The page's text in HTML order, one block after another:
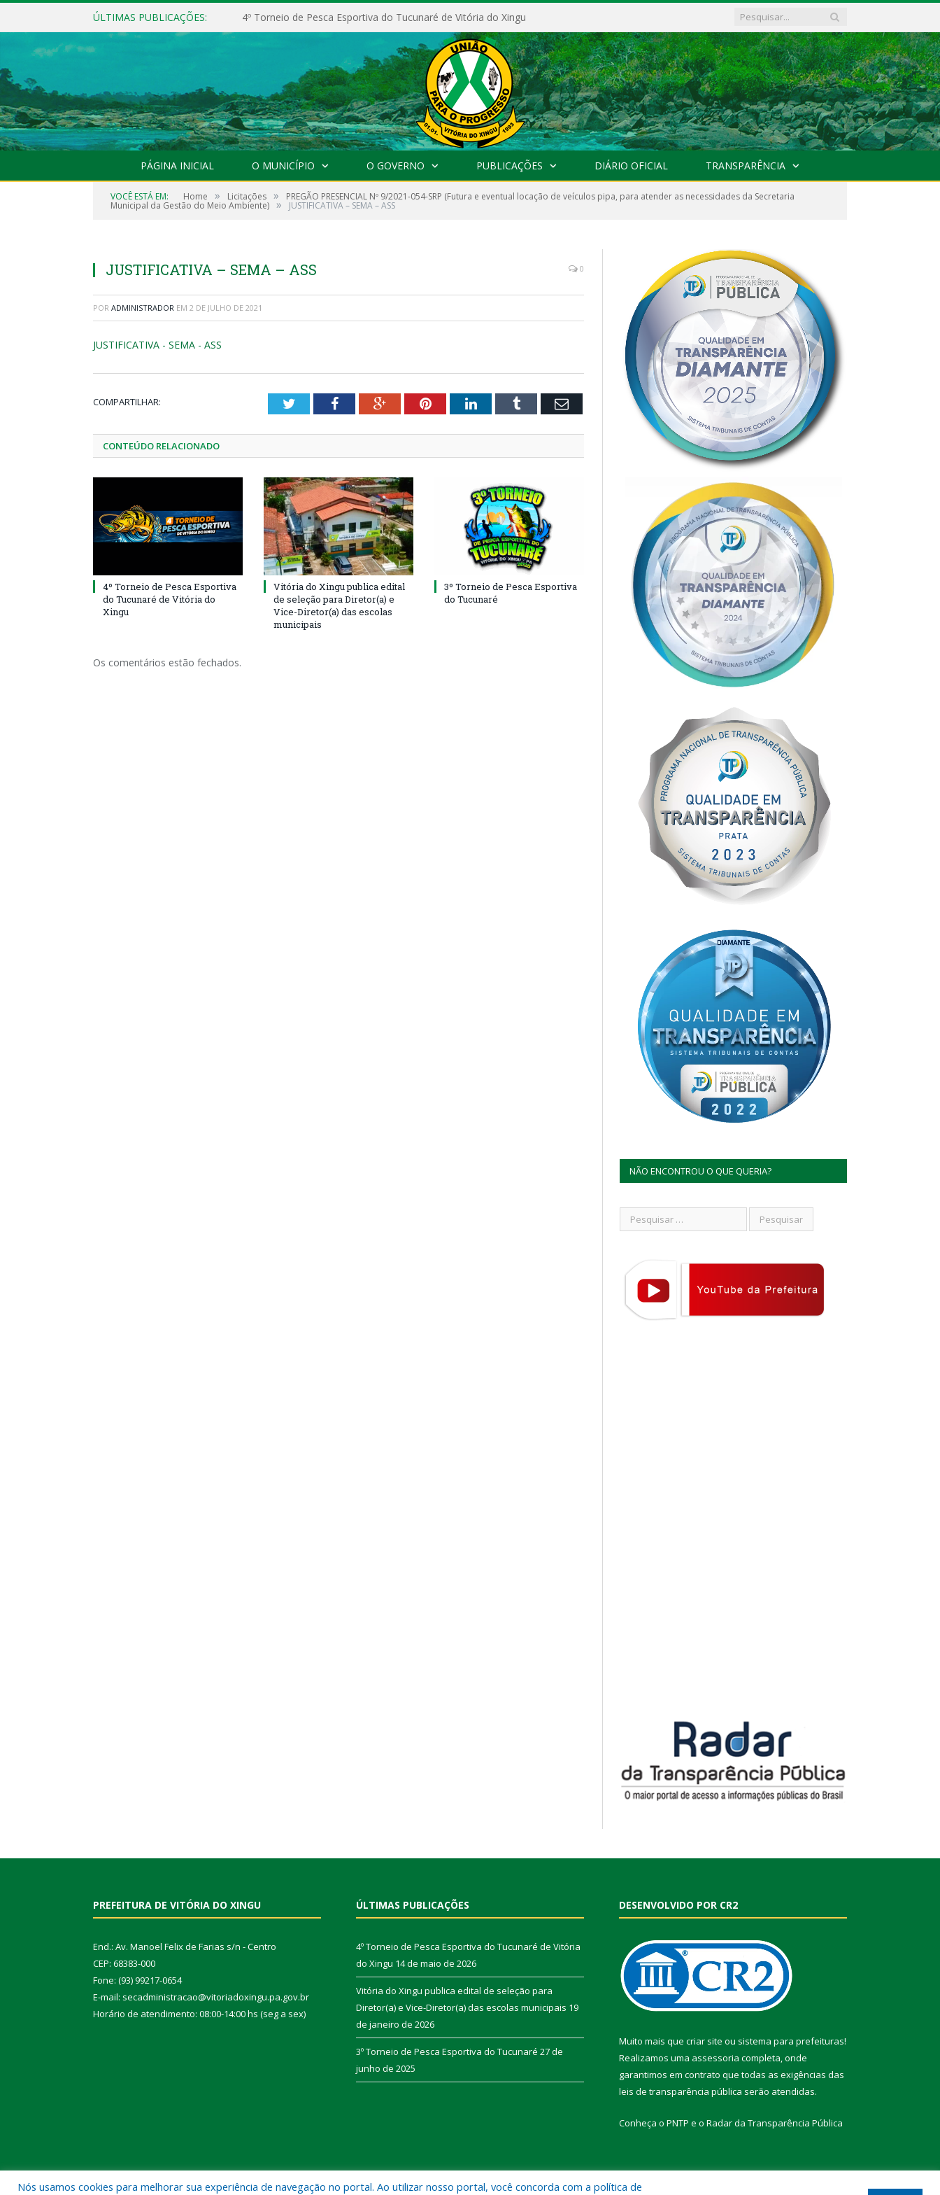
ÚLTIMAS PUBLICAÇÕES: 4º Torneio de Pesca Esportiva do Tucunaré de Vitória do Xingu
PÁGINA INICIAL O MUNICÍPIO O GOVERNO PUBLICAÇÕES DIÁRIO OFICIAL TRANSPARÊNCIA
VOCÊ ESTÁ EM: Home » Licitações » PREGÃO PRESENCIAL Nº 9/2021-054-SRP (Futura e eventual locação de veículos pipa, para atender as necessidades da Secretaria
Municipal da Gestão do Meio Ambiente) » JUSTIFICATIVA – SEMA – ASS
JUSTIFICATIVA – SEMA – ASS 0
POR ADMINISTRADOR EM 2 DE JULHO DE 2021
JUSTIFICATIVA - SEMA - ASS
COMPARTILHAR: TwitterFacebookGoogle+PinterestLinkedInTumblr Email
CONTEÚDO RELACIONADO
4º Torneio de Pesca Esportiva
do Tucunaré de Vitória do
Xingu
Vitória do Xingu publica edital
de seleção para Diretor(a) e
Vice-Diretor(a) das escolas
municipais
3º Torneio de Pesca Esportiva
do Tucunaré
Os comentários estão fechados.
NÃO ENCONTROU O QUE QUERIA?
PREFEITURA DE VITÓRIA DO XINGU
End.: Av. Manoel Felix de Farias s/n - Centro
CEP: 68383-000
Fone: (93) 99217-0654
E-mail: secadministracao@vitoriadoxingu.pa.gov.br
Horário de atendimento: 08:00-14:00 hs (seg a sex)
ÚLTIMAS PUBLICAÇÕES
4º Torneio de Pesca Esportiva do Tucunaré de Vitória
do Xingu 14 de maio de 2026
Vitória do Xingu publica edital de seleção para
Diretor(a) e Vice-Diretor(a) das escolas municipais 19
de janeiro de 2026
3º Torneio de Pesca Esportiva do Tucunaré 27 de
junho de 2025
DESENVOLVIDO POR CR2
Muito mais que criar site ou sistema para prefeituras!
Realizamos uma assessoria completa, onde
garantimos em contrato que todas as exigências das
leis de transparência pública serão atendidas.
Conheça o PNTP e o Radar da Transparência Pública
Nós usamos cookies para melhorar sua experiência de navegação no portal. Ao utilizar nosso portal, você concorda com a política de